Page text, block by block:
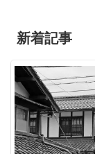
新着記事